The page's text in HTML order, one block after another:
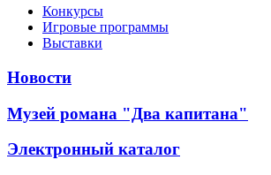
Конкурсы
Игровые программы
Выставки
Новости
Музей романа "Два капитана"
Электронный каталог